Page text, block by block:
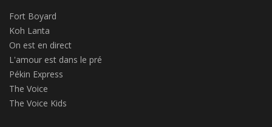
Fort Boyard
Koh Lanta
On est en direct
L'amour est dans le pré
Pékin Express
The Voice
The Voice Kids